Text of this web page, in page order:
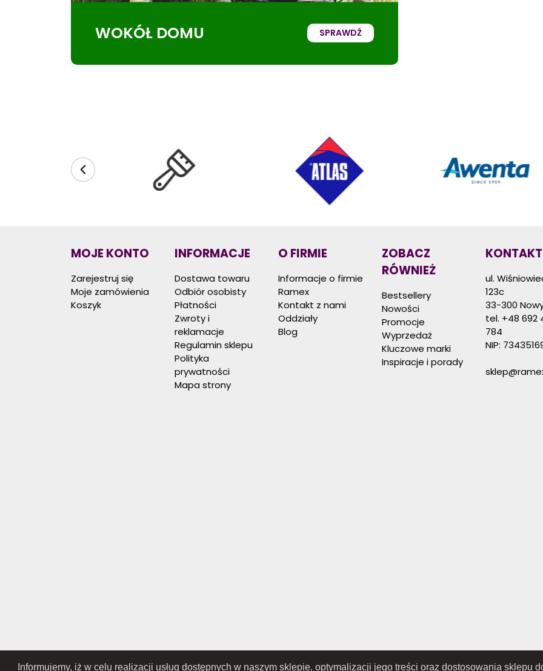
Informujemy, iż w celu realizacji usług dostępnych w naszym sklepie, optymalizacji jego treści oraz dostosowania sklepu
WOKÓŁ DOMU SPRAWDŹ
MOJE KONTO
Zarejestruj się
Moje zamówienia
Koszyk
INFORMACJE
Dostawa towaru
Odbiór osobisty
Płatności
Zwroty i
reklamacje
Regulamin sklepu
Polityka
prywatności
Mapa strony
O FIRMIE
Informacje o firmie
Ramex
Kontakt z nami
Oddziały
Blog
ZOBACZ
RÓWNIEŻ
Bestsellery
Nowości
Promocje
Wyprzedaż
Kluczowe marki
Inspiracje i porady
KONTAKT
ul.
123c
33-300
tel. +48 692
784
NIP: